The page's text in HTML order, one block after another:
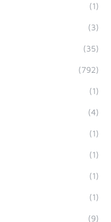
(1)
(3)
(35)
(792)
(1)
(4)
(1)
(1)
(1)
(1)
(9)